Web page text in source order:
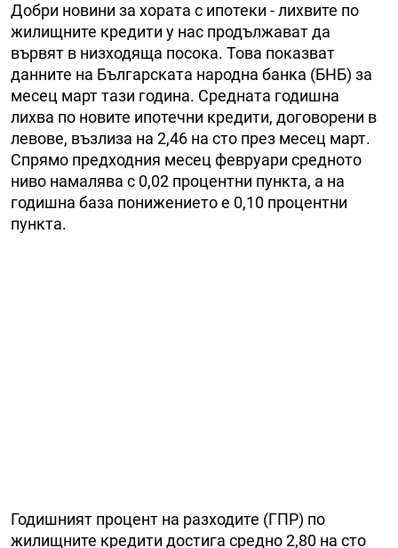
Добри новини за хората с ипотеки - лихвите по
жилищните кредити у нас продължават да
вървят в низходяща посока. Това показват
данните на Българската народна банка (БНБ) за
месец март тази година. Средната годишна
лихва по новите ипотечни кредити, договорени в
левове, възлиза на 2,46 на сто през месец март.
Спрямо предходния месец февруари средното
ниво намалява с 0,02 процентни пункта, а на
годишна база понижението е 0,10 процентни
пункта.
Годишният процент на разходите (ГПР) по
жилищните кредити достига средно 2,80 на сто